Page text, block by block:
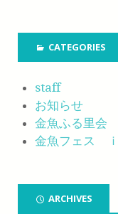
CATEGORIES
staff
お知らせ
金魚ふる里会
金魚フェス
ARCHIVES